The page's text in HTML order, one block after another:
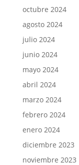
octubre 2024
agosto 2024
julio 2024
junio 2024
mayo 2024
abril 2024
marzo 2024
febrero 2024
enero 2024
diciembre 2023
noviembre 2023